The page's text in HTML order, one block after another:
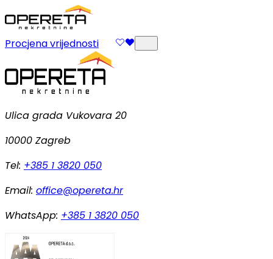
Procjena vrijednosti
Ulica grada Vukovara 20
10000 Zagreb
Tel: +385 1 3820 050
Email: office@opereta.hr
WhatsApp: +385 1 3820 050